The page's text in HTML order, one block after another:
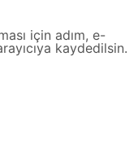
için adım, e-
kaydedilsin.